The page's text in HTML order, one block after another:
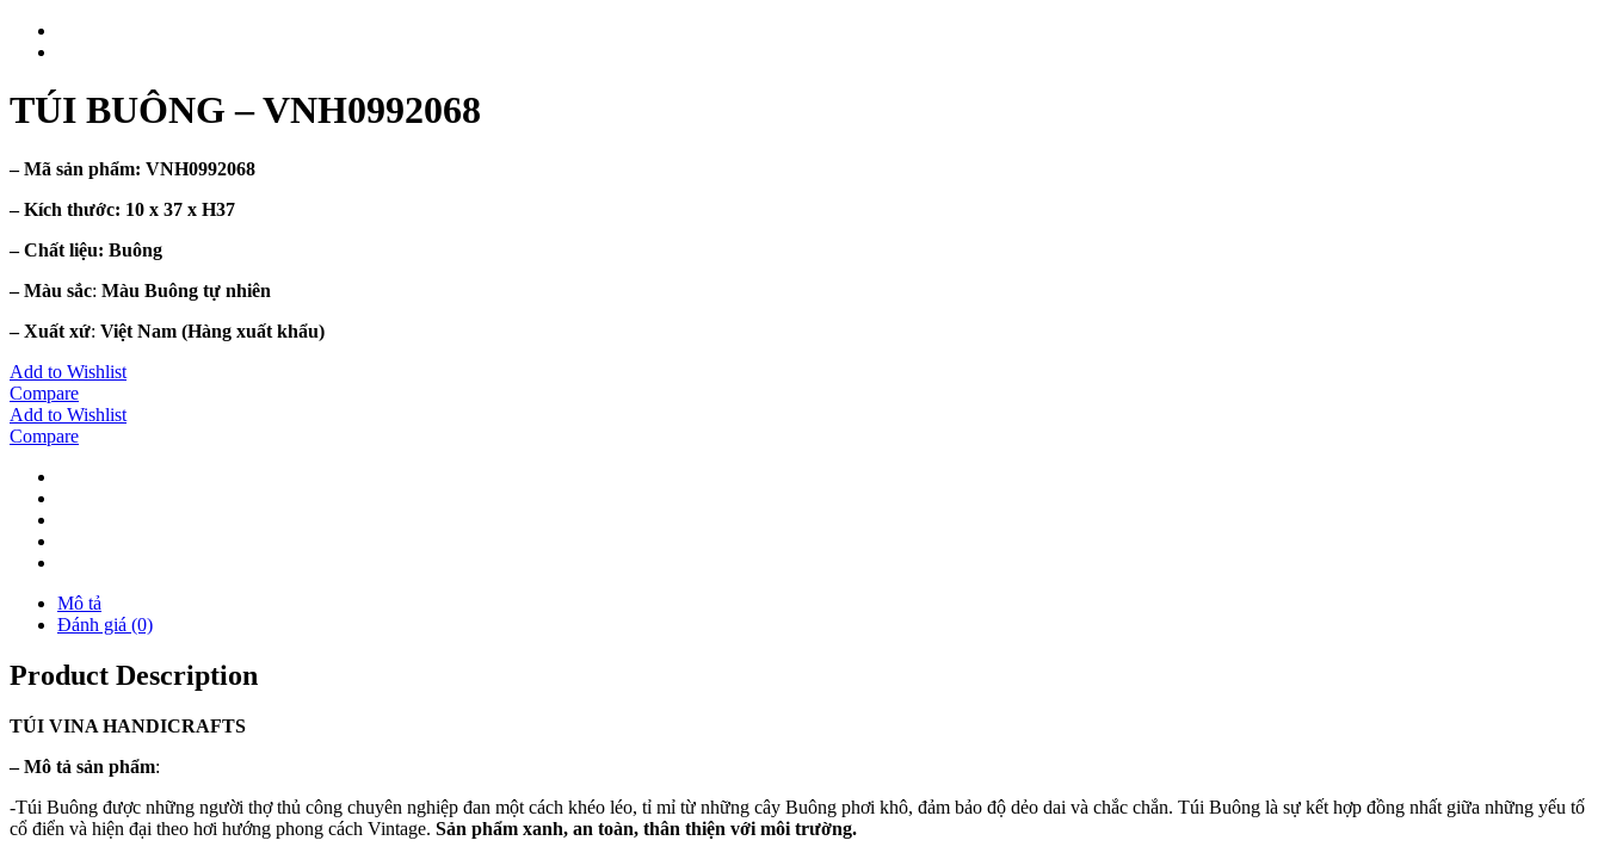
TÚI BUÔNG – VNH0992068
– Mã sản phẩm: VNH0992068
– Kích thước: 10 x 37 x H37
– Chất liệu: Buông
– Màu sắc: Màu Buông tự nhiên
– Xuất xứ: Việt Nam (Hàng xuất khẩu)
Add to Wishlist
Compare
Add to Wishlist
Compare
Mô tả
Đánh giá (0)
Product Description
TÚI VINA HANDICRAFTS
–Mô tả sản phẩm:
-Túi Buông được những người thợ thủ công chuyên nghiệp đan một cách khéo léo, tỉ mỉ từ những cây Buông phơi khô, đảm bảo độ dẻo dai và chắc chắn. Túi Buông là sự kết hợp đồng nhất giữa những yếu tố
cổ điển và hiện đại theo hơi hướng phong cách Vintage. Sản phẩm xanh, an toàn, thân thiện với môi trường.